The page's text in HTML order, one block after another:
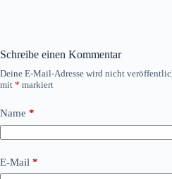
Schreibe einen Kommentar
Deine E-Mail-Adresse wird nicht
mit * markiert
Name *
E-Mail *